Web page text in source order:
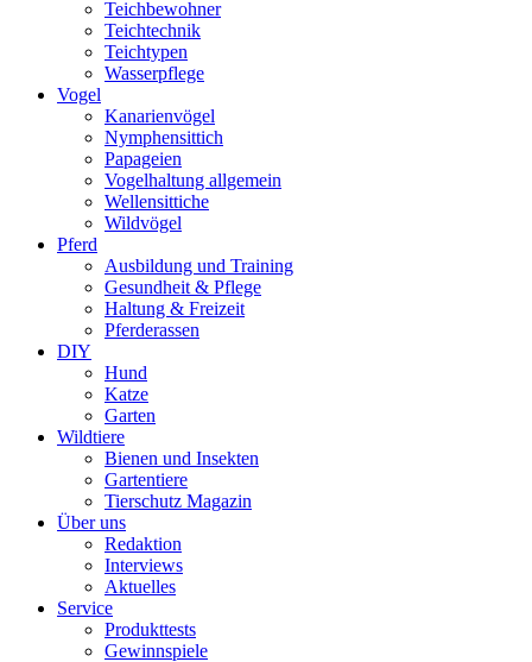
Teichbewohner
Teichtechnik
Teichtypen
Wasserpflege
Vogel
Kanarienvögel
Nymphensittich
Papageien
Vogelhaltung allgemein
Wellensittiche
Wildvögel
Pferd
Ausbildung und Training
Gesundheit & Pflege
Haltung & Freizeit
Pferderassen
DIY
Hund
Katze
Garten
Wildtiere
Bienen und Insekten
Gartentiere
Tierschutz Magazin
Über uns
Redaktion
Interviews
Aktuelles
Service
Produkttests
Gewinnspiele